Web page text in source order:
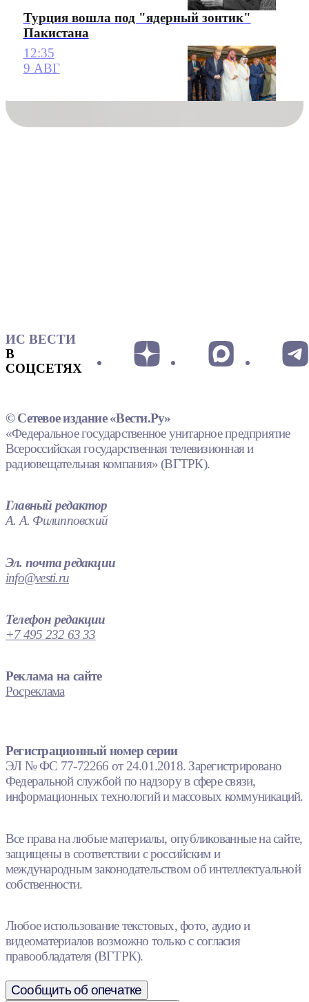
Турция вошла под "ядерный зонтик"
Пакистана
12:35
9 АВГ
ИС ВЕСТИ
В
СОЦСЕТЯХ
© Сетевое издание «Вести.Ру»
«Федеральное государственное унитарное предприятие
Всероссийская государственная телевизионная и
радиовещательная компания» (ВГТРК).
Главный редактор
А. А. Филипповский
Эл. почта редакции
info@vesti.ru
Телефон редакции
+7 495 232 63 33
Реклама на сайте
Росреклама
Регистрационный номер серии
ЭЛ № ФС 77-72266 от 24.01.2018. Зарегистрировано
Федеральной службой по надзору в сфере связи,
информационных технологий и массовых коммуникаций.
Все права на любые материалы, опубликованные на сайте,
защищены в соответствии с российским и
международным законодательством об интеллектуальной
собственности.
Любое использование текстовых, фото, аудио и
видеоматериалов возможно только с согласия
правообладателя (ВГТРК).
Сообщить об опечатке